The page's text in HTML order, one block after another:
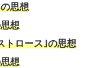
思想
想
トロース｣の思想
想